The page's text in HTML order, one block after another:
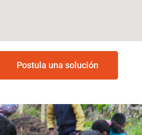
Postula una solución